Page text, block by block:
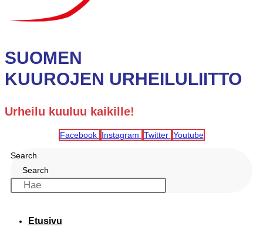
SUOMEN
KUUROJEN URHEILULIITTO
Urheilu kuuluu kaikille!
Facebook Instagram Twitter Youtube
Search
Search
Etusivu